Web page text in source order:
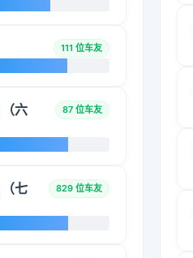
111 位车友
六
87 位车友
七
829 位车友